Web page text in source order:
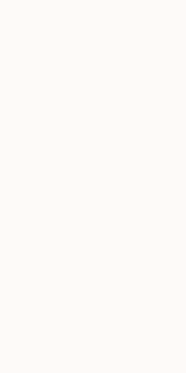
extrairez les
que si vous
avec une
plus ou